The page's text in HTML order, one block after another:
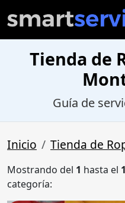
Tienda de
Guía de
Inicio Tienda de
Mostrando del 1 hasta el
categoría: